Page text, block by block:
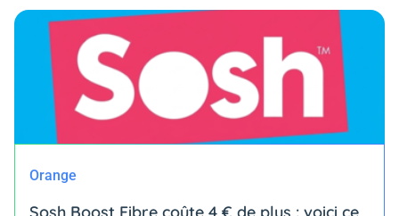
Orange
Sosh Boost Fibre coûte 4 € de plus : voici ce